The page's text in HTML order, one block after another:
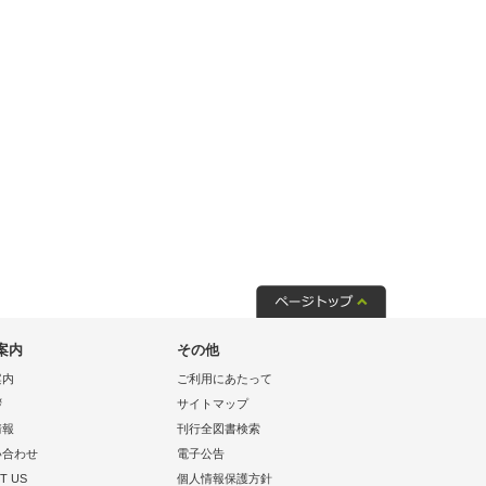
内
合わせ
US
その他
ご利用にあたって
サイトマップ
刊行全図書検索
電子公告
個人情報保護方針